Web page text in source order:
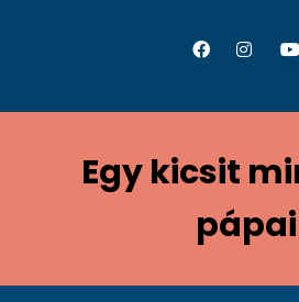
Egy kicsit
pápai